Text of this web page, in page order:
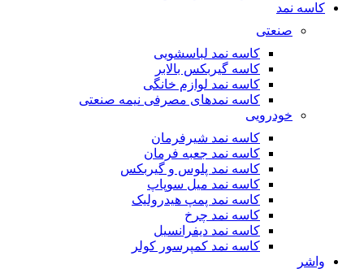
کاسه نمد
صنعتی
کاسه نمد لباسشویی
کاسه گیربکس بالابر
کاسه نمد لوازم خانگی
کاسه نمدهای مصرفی نیمه صنعتی
خودرویی
کاسه نمد شیرفرمان
کاسه نمد جعبه فرمان
کاسه نمد پلوس و گیربکس
کاسه نمد میل سوپاپ
کاسه نمد پمپ هیدرولیک
کاسه نمد چرخ
کاسه نمد دیفرانسیل
کاسه نمد کمپرسور کولر
واشر